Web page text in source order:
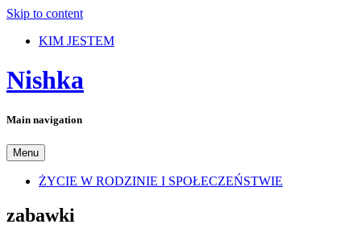
Skip to content
KIM JESTEM
Nishka
Main navigation
Menu
ŻYCIE W RODZINIE I SPOŁECZEŃSTWIE
zabawki